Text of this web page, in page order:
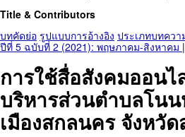
Title & Contributors
บทคัดย่อ รูปแบบการอ้างอิง ประเภทบทควา
ปีที่ 5 ฉบับที่ 2 (2021): พฤษภาคม-สิงหาคม
การใช้สื่อสังคมออน
บริหารส่วนตำบลโน
เมืองสกลนคร จังหวั